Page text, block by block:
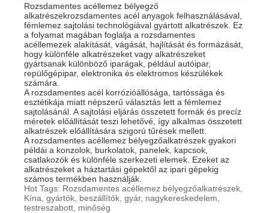
Rozsdamentes acéllemez bélyegző
alkatrészekrozsdamentes acél anyagok felhasználásával,
fémlemez sajtolási technológiával gyártott alkatrészek. Ez
a folyamat magában foglalja a rozsdamentes
acéllemezek alakítását, vágását, hajlítását és formázását,
hogy különféle alkatrészeket vagy alkatrészeket
gyártsanak különböző iparágak, például autóipar,
repülőgépipar, elektronika és elektromos készülékek
számára.
A rozsdamentes acél korrózióállósága, tartóssága és
esztétikája miatt népszerű választás lett a fémlemez
sajtolásánál. A sajtolási eljárás összetett formák és precíz
méretek előállítását teszi lehetővé, így alkalmas összetett
alkatrészek előállítására szigorú tűrések mellett.
A rozsdamentes acéllemez bélyegzőalkatrészek gyakori
példái a konzolok, burkolatok, panelek, kapcsok,
csatlakozók és különféle szerkezeti elemek. Ezeket az
alkatrészeket a háztartási gépektől az ipari gépekig
számos termékben használják.
Hot Tags: Rozsdamentes acéllemez bélyegzőalkatrészek,
Kína, gyártók, beszállítók, gyár, nagykereskedelem,
testreszabott, minőség